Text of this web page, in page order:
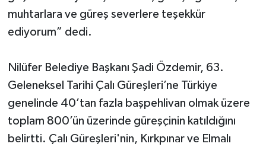
muhtarlara ve güreş severlere teşekkür
ediyorum” dedi.
Nilüfer Belediye Başkanı Şadi Özdemir, 63.
Geleneksel Tarihi Çalı Güreşleri’ne Türkiye
genelinde 40’tan fazla başpehlivan olmak üzere
toplam 800’ün üzerinde güreşçinin katıldığını
belirtti. Çalı Güreşleri'nin, Kırkpınar ve Elmalı